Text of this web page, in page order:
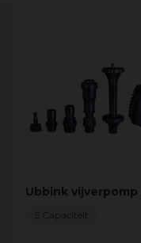
Ubbink vijverpomp
5 Capaciteit